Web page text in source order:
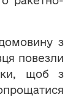
з
повезли
щоб з